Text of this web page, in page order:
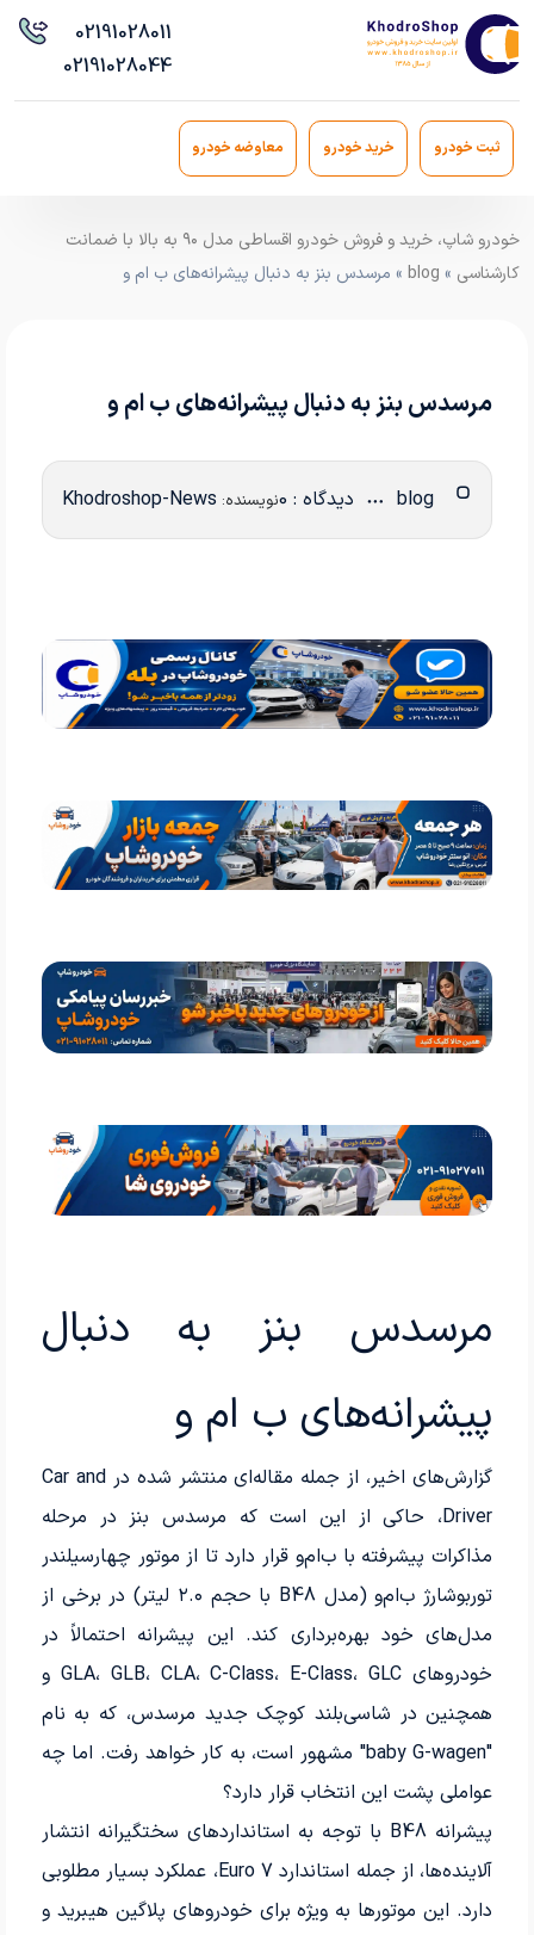
02191028011
02191028044
ثبت خودرو خرید خودرو معاوضه خودرو
خودرو شاپ، خرید و فروش خودرو اقساطی مدل ۹۰ به بالا با ضمانت
کارشناسی »
blog » مرسدس بنز به دنبال پیشرانه‌های ب ام و
مرسدس بنز به دنبال پیشرانه‌های ب ام و
دیدگاه : 0 نویسنده: Khodroshop-News
مرسدس بنز به دنبال
پیشرانه‌های ب ام و
گزارش‌های اخیر، از جمله مقاله‌ای منتشر شده در Car and
Driver، حاکی از این است که مرسدس بنز در مرحله
مذاکرات پیشرفته با ب‌ام‌و قرار دارد تا از موتور چهارسیلندر
توربوشارژ ب‌ام‌و (مدل B48 با حجم ۲.۰ لیتر) در برخی از
مدل‌های خود بهره‌برداری کند. این پیشرانه احتمالاً در
خودروهای GLA، GLB، CLA، C-Class، E-Class، GLC و
همچنین در شاسی‌بلند کوچک جدید مرسدس، که به نام
"baby G-wagen" مشهور است، به کار خواهد رفت. اما چه
عواملی پشت این انتخاب قرار دارد؟
پیشرانه B48 با توجه به استانداردهای سختگیرانه انتشار
آلاینده‌ها، از جمله استاندارد Euro 7، عملکرد بسیار مطلوبی
دارد. این موتورها به ویژه برای خودروهای پلاگین هیبرید و